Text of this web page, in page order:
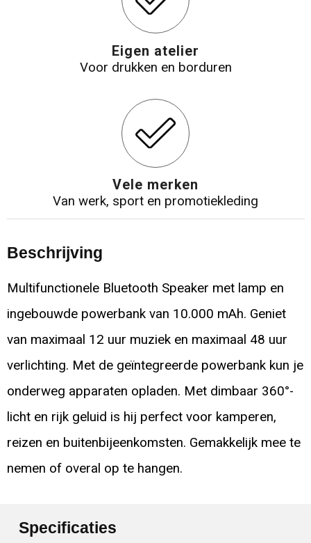
Eigen atelier
Voor drukken en borduren
Vele merken
Van werk, sport en promotiekleding
Beschrijving
Multifunctionele Bluetooth Speaker met lamp en
ingebouwde powerbank van 10.000 mAh. Geniet
van maximaal 12 uur muziek en maximaal 48 uur
verlichting. Met de geïntegreerde powerbank kun je
onderweg apparaten opladen. Met dimbaar 360°-
licht en rijk geluid is hij perfect voor kamperen,
reizen en buitenbijeenkomsten. Gemakkelijk mee te
nemen of overal op te hangen.
Specificaties